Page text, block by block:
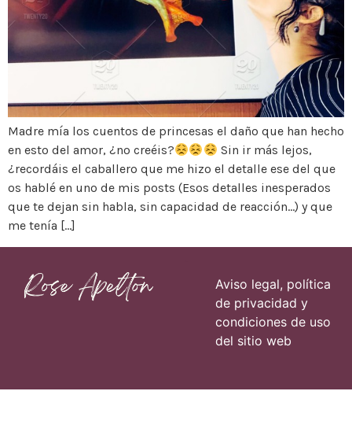
Madre mía los cuentos de princesas el daño que han hecho
en esto del amor, ¿no creéis?
Sin ir más lejos,
¿recordáis el caballero que me hizo el detalle ese del que
os hablé en uno de mis posts (Esos detalles inesperados
que te dejan sin habla, sin capacidad de reacción…) y que
me tenía […]
Aviso legal, política
de privacidad y
condiciones de uso
del sitio web